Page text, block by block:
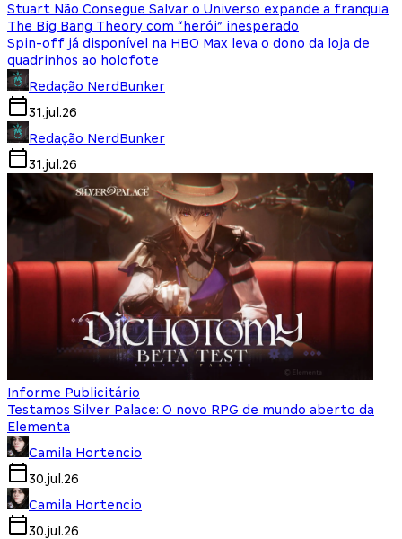
Stuart Não Consegue Salvar o Universo expande a franquia
The Big Bang Theory com “herói” inesperado
Spin-off já disponível na HBO Max leva o dono da loja de
quadrinhos ao holofote
Redação NerdBunker
31.jul.26
Redação NerdBunker
31.jul.26
Informe Publicitário
Testamos Silver Palace: O novo RPG de mundo aberto da
Elementa
Camila Hortencio
30.jul.26
Camila Hortencio
30.jul.26